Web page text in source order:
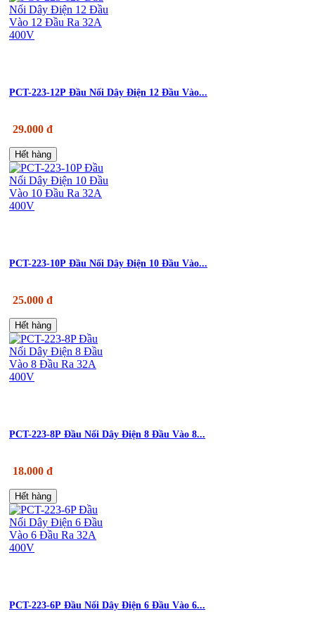
PCT-223-12P Đầu Nối Dây Điện 12 Đầu Vào...
29.000 đ
Hết hàng
PCT-223-10P Đầu Nối Dây Điện 10 Đầu Vào...
25.000 đ
Hết hàng
PCT-223-8P Đầu Nối Dây Điện 8 Đầu Vào 8...
18.000 đ
Hết hàng
PCT-223-6P Đầu Nối Dây Điện 6 Đầu Vào 6...